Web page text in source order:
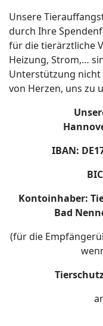
Unsere
durch Ihre
für die tierärztliche
Heizung, Strom,…
Unterstützung nicht
von Herzen, uns zu
IBAN:
Kontoinhaber:
Bad
(für die